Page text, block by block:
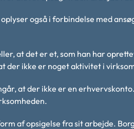
også i forbindelse med
at det er et, som han har
der ikke er noget aktivitet i
at der ikke er en
af opsigelse fra sit arbejde.